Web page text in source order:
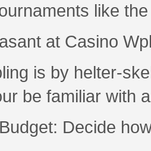
like
at Casino
is by helter-
be familiar with
Decide